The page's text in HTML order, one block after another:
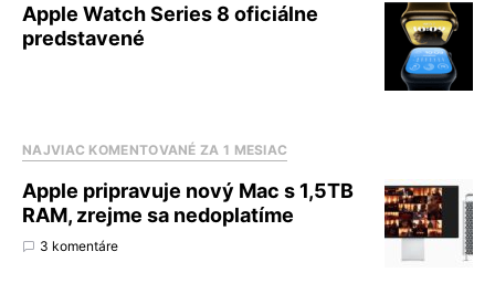
Apple Watch Series 8 oficiálne
predstavené
NAJVIAC KOMENTOVANÉ ZA 1 MESIAC
Apple pripravuje nový Mac s 1,5TB
RAM, zrejme sa nedoplatíme
3 komentáre